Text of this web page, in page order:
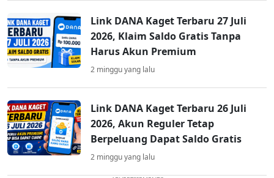
Link DANA Kaget Terbaru 27 Juli
2026, Klaim Saldo Gratis Tanpa
Harus Akun Premium
2 minggu yang lalu
Link DANA Kaget Terbaru 26 Juli
2026, Akun Reguler Tetap
Berpeluang Dapat Saldo Gratis
2 minggu yang lalu